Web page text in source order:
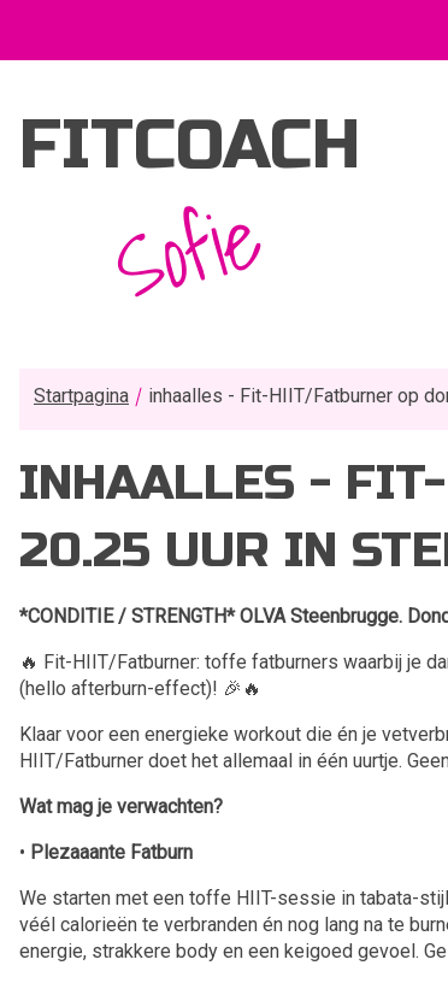
FITCOACH
Sofie
Startpagina inhaalles - Fit-HIIT/Fatburner op
INHAALLES -
20.25 UUR IN
*CONDITIE / STRENGTH* OLVA Steenbrugge.
🔥 Fit-HIIT/Fatburner: toffe fatburners waarbij je
(hello afterburn-effect)! 🎉🔥
Klaar voor een energieke workout die én je
HIIT/Fatburner doet het allemaal in één uurtje.
Wat mag je verwachten?
• Plezaaante Fatburn
We starten met een toffe HIIT-sessie in tabata-
véél calorieën te verbranden én nog lang na te
energie, strakkere body en een keigoed gevoel.